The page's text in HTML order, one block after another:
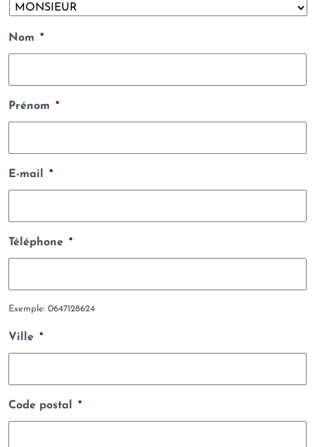
Nom *
Prénom *
E-mail *
Téléphone *
Exemple: 0647128624
Ville *
Code postal *